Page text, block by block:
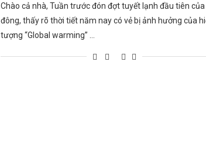
Chào cả nhà, Tuần trước đón đợt tuyết lạnh đầu tiên
đông, thấy rõ thời tiết năm nay có vẻ bị ảnh hưởng của
tượng “Global warming” …